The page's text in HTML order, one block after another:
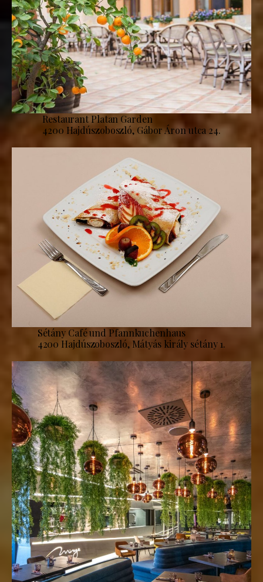
Restaurant Platan Garden
4200 Hajdúszoboszló, Gábor Áron utca 24.
Sétány Café und Pfannkuchenhaus
4200 Hajdúszoboszló, Mátyás király sétány 1.